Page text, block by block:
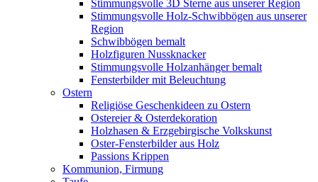
Stimmungsvolle 3D Sterne aus unserer Region
Stimmungsvolle Holz-Schwibbögen aus unserer
Region
Schwibbögen bemalt
Holzfiguren Nussknacker
Stimmungsvolle Holzanhänger bemalt
Fensterbilder mit Beleuchtung
Ostern
Religiöse Geschenkideen zu Ostern
Ostereier & Osterdekoration
Holzhasen & Erzgebirgische Volkskunst
Oster-Fensterbilder aus Holz
Passions Krippen
Kommunion, Firmung